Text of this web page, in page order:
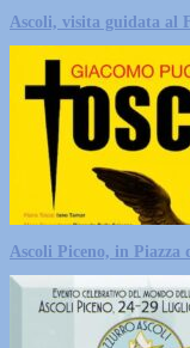
Ascoli, visita guidata al
Ascoli Piceno, in Piazza